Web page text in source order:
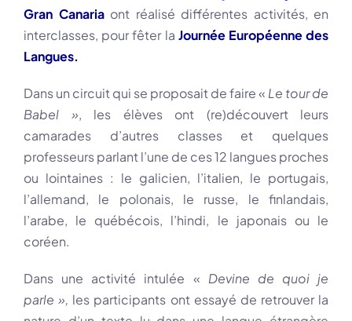
Gran Canariaont réalisé différentes activités, en
interclasses, pour fêter la Journée Européenne des
Langues.
Dans un circuit qui se proposait de faire « Le tour de
Babel », les élèves ont (re)découvert leurs
camarades d’autres classes et quelques
professeurs parlant l’une de ces 12 langues proches
ou lointaines : le galicien, l’italien, le portugais,
l’allemand, le polonais, le russe, le finlandais,
l’arabe, le québécois, l’hindi, le japonais ou le
coréen.
Dans une activité intulée « Devine de quoi je
parle », les participants ont essayé de retrouver la